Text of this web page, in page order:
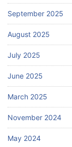
September 2025
August 2025
July 2025
June 2025
March 2025
November 2024
May 2024